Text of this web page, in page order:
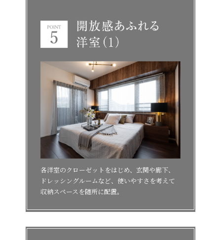
各洋室のクローゼットをはじめ、玄関や廊下、
ドレッシングルームなど、使いやすさを考えて
収納スペースを随所に配置。